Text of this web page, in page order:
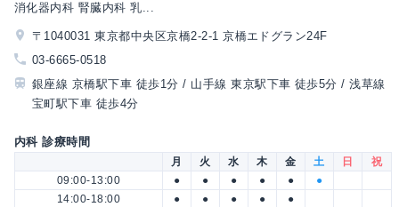
消化器内科 腎臓内科 乳...
〒1040031 東京都中央区京橋2-2-1 京橋エドグラン24F
03-6665-0518
銀座線 京橋駅下車 徒歩1分 / 山手線 東京駅下車 徒歩5分 / 浅草線
宝町駅下車 徒歩4分
内科 診療時間
月 火 水 木 金 土 日
祝
09:00-13:00
● ● ● ● ●
●
14:00-18:00
● ● ● ● ●